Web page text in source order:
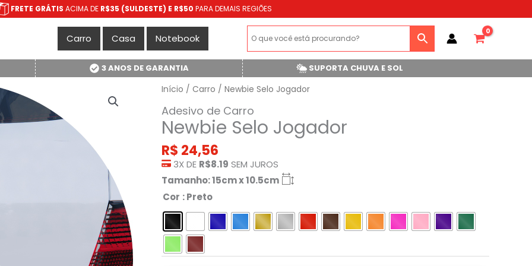
FRETE GRÁTIS ACIMA DE R$35 (SULDESTE) E R$50 PARA DEMAIS REGIÕES
Carro Casa Notebook
3 ANOS DE GARANTIA
SUPORTA CHUVA E SOL
Início / Carro / Newbie Selo Jogador
Adesivo de Carro
Newbie Selo Jogador
R$ 24,56
3X DE R$8.19 SEM JUROS
Tamanho: 15cm x 10.5cm
Cor : Preto